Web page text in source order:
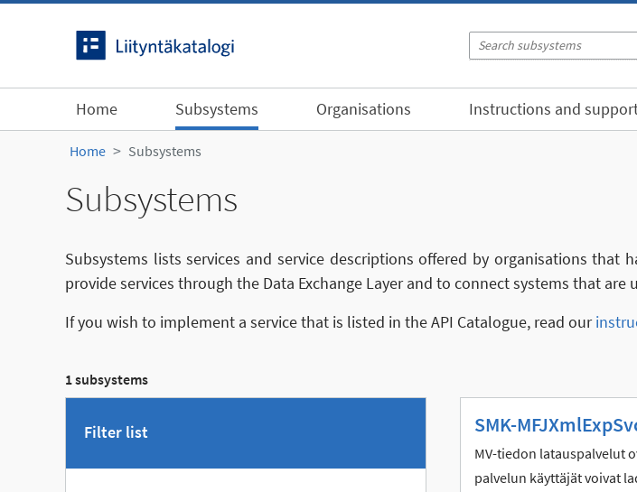
Home Subsystems Organisations Instructions and
Home Subsystems
Subsystems
Subsystems lists services and service descriptions offered by organisations that
provide services through the Data Exchange Layer and to connect systems that
If you wish to implement a service that is listed in the API Catalogue, read our
1 subsystems
Filter list SMK-
MV-tiedon latauspalvelut
palvelun käyttäjät voivat